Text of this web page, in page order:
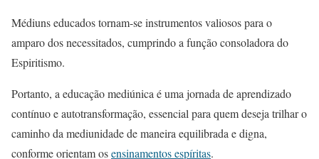
Médiuns educados tornam-se instrumentos valiosos para o
amparo dos necessitados, cumprindo a função consoladora do
Espiritismo.
Portanto, a educação mediúnica é uma jornada de aprendizado
contínuo e autotransformação, essencial para quem deseja trilhar o
caminho da mediunidade de maneira equilibrada e digna,
conforme orientam osensinamentos espíritas.